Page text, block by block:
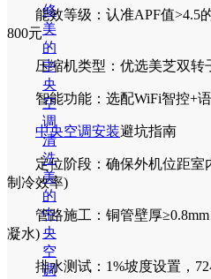
修
美
的
中
央
空
调
清
洗
美
的
中
央
空
调
能效等级‌：认准APF值>4.5
800元
压缩机类型‌：优选美芝双转
智能功能‌：选配WiFi智控+语
中央空调安装避坑指南
定位阶段‌：确保外机位距室
制冷效率)
管路施工‌：铜管壁厚≥0.8mm
凝水)
排水测试‌：1%坡度设置，72